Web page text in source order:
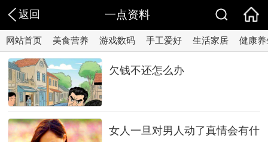
返回 一点资料
网站首页 美食营养 游戏数码 手工爱好 生活家居 健康养
欠钱不还怎么办
女人一旦对男人动了真情会有什